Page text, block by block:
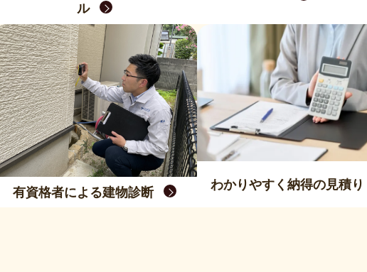
ル
有資格者による建物診断
わかりやすく納得の見積り